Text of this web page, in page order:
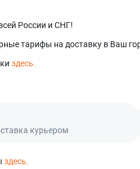
России и СНГ!
тарифы на доставку в Ваш
здесь.
курьером
здесь.